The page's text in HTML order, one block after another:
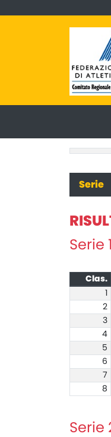
Serie
Serie 1
Clas.
2
3
4
5
6
7
8
Serie